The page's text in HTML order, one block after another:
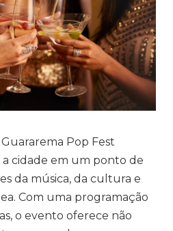
Pop Fest
cidade em um ponto de
da música, da cultura e
Com uma programação
o evento oferece não